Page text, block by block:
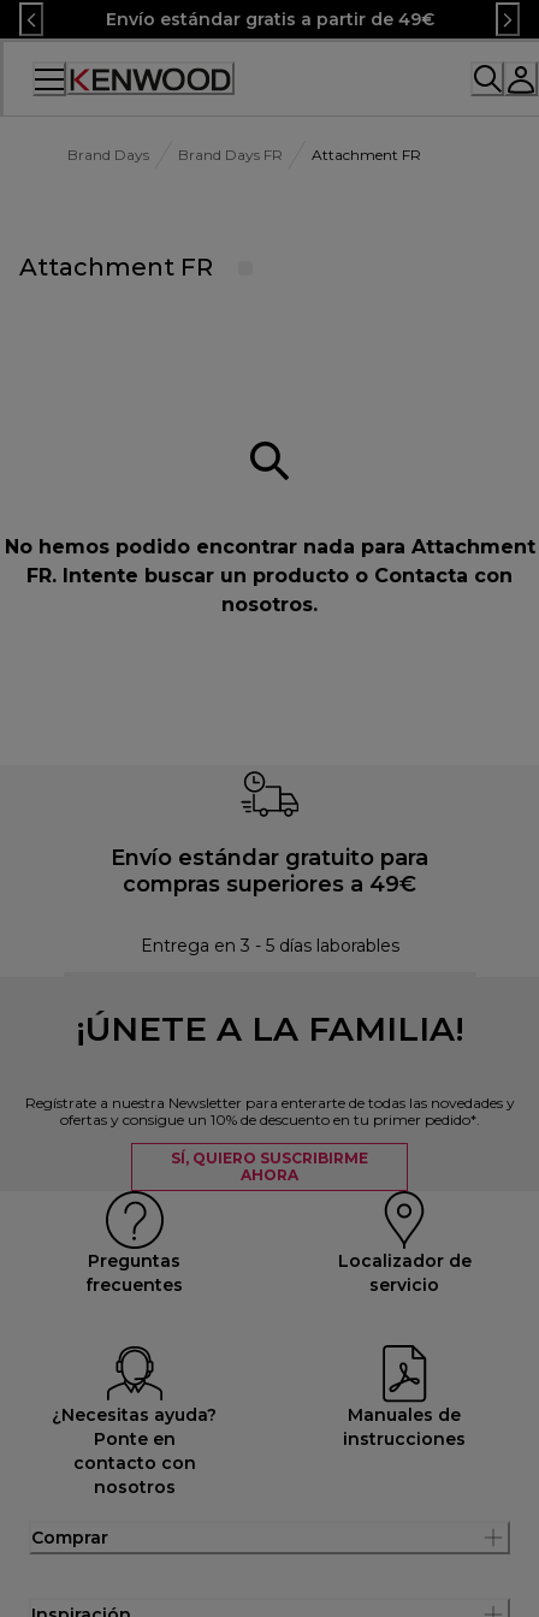
Skip
to
Content
Envío estándar gratis a partir de 49€
Accessibility
Brand Days Brand Days FR Attachment FR
Attachment FR
No hemos podido encontrar nada para Attachment
FR. Intente buscar un producto o Contacta con
nosotros.
Envío estándar gratuito para
compras superiores a 49€
Entrega en 3 - 5 días laborables
¡ÚNETE A LA FAMILIA!
Regístrate a nuestra Newsletter para enterarte de todas las novedades y
ofertas y consigue un 10% de descuento en tu primer pedido*.
SÍ, QUIERO SUSCRIBIRME
AHORA
Preguntas
frecuentes
Localizador de
servicio
¿Necesitas ayuda?
Ponte en
contacto con
nosotros
Manuales de
instrucciones
Comprar